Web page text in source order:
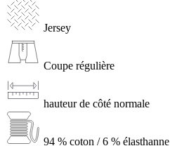
Jersey
Coupe régulière
hauteur de côté normale
94 % coton / 6 % élasthanne